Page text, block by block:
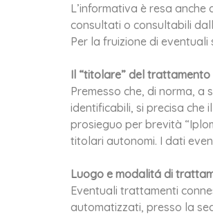
L’informativa è resa
consultati o consultabili
Per la fruizione di
Il “titolare” del trattamento
Premesso che, di norma,
identificabili, si precisa che
prosieguo per brevità
titolari autonomi. I dati
Luogo e modalitá di
Eventuali trattamenti
automatizzati, presso la